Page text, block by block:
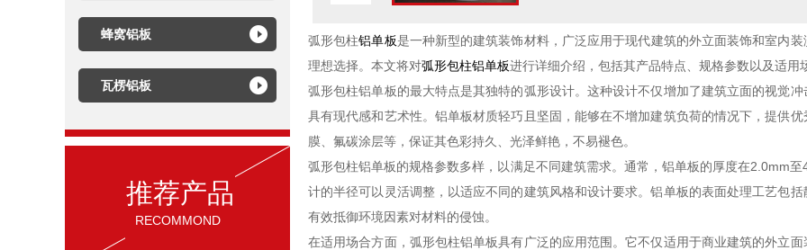
蜂窝铝板
瓦楞铝板
推荐产品
RECOMMOND
弧形包柱铝单板是一种新型的建筑装饰材料，广泛应用于现代建筑的外立面装饰和室内
理想选择。本文将对弧形包柱铝单板进行详细介绍，包括其产品特点、规格参数以及适用
弧形包柱铝单板的最大特点是其独特的弧形设计。这种设计不仅增加了建筑立面的视觉
具有现代感和艺术性。铝单板材质轻巧且坚固，能够在不增加建筑负荷的情况下，提供
膜、氟碳涂层等，保证其色彩持久、光泽鲜艳，不易褪色。
弧形包柱铝单板的规格参数多样，以满足不同建筑需求。通常，铝单板的厚度在2.0mm
计的半径可以灵活调整，以适应不同的建筑风格和设计要求。铝单板的表面处理工艺包
有效抵御环境因素对材料的侵蚀。
在适用场合方面，弧形包柱铝单板具有广泛的应用范围。它不仅适用于商业建筑的外立